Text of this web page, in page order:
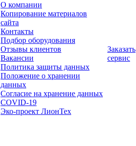
О компании
Копирование материалов
сайта
Контакты
Подбор оборудования
Отзывы клиентов
Вакансии
Политика защиты данных
Положение о хранении
данных
Согласие на хранение данных
COVID-19
Эко-проект ЛионТех
Заказать
сервис